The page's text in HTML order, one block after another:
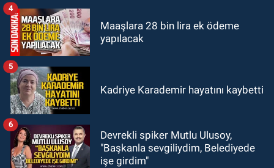
Maaşlara 28 bin lira ek ödeme
yapılacak
4
Kadriye Karademir hayatını kaybetti
5
Devrekli spiker Mutlu Ulusoy,
"Başkanla sevgiliydim, Belediyede
işe girdim"
6